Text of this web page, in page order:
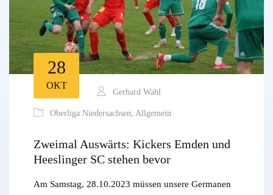
28
OKT
Gerhard Wahl
Oberliga Niedersachsen, Allgemein
Zweimal Auswärts: Kickers Emden und
Heeslinger SC stehen bevor
Am Samstag, 28.10.2023 müssen unsere Germanen